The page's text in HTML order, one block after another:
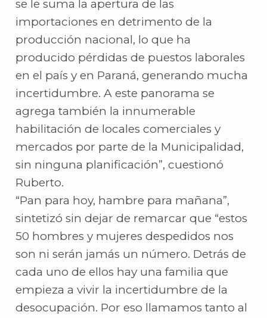
se le suma la apertura de las
importaciones en detrimento de la
producción nacional, lo que ha
producido pérdidas de puestos laborales
en el país y en Paraná, generando mucha
incertidumbre. A este panorama se
agrega también la innumerable
habilitación de locales comerciales y
mercados por parte de la Municipalidad,
sin ninguna planificación”, cuestionó
Ruberto.
“Pan para hoy, hambre para mañana”,
sintetizó sin dejar de remarcar que “estos
50 hombres y mujeres despedidos nos
son ni serán jamás un número. Detrás de
cada uno de ellos hay una familia que
empieza a vivir la incertidumbre de la
desocupación. Por eso llamamos tanto al